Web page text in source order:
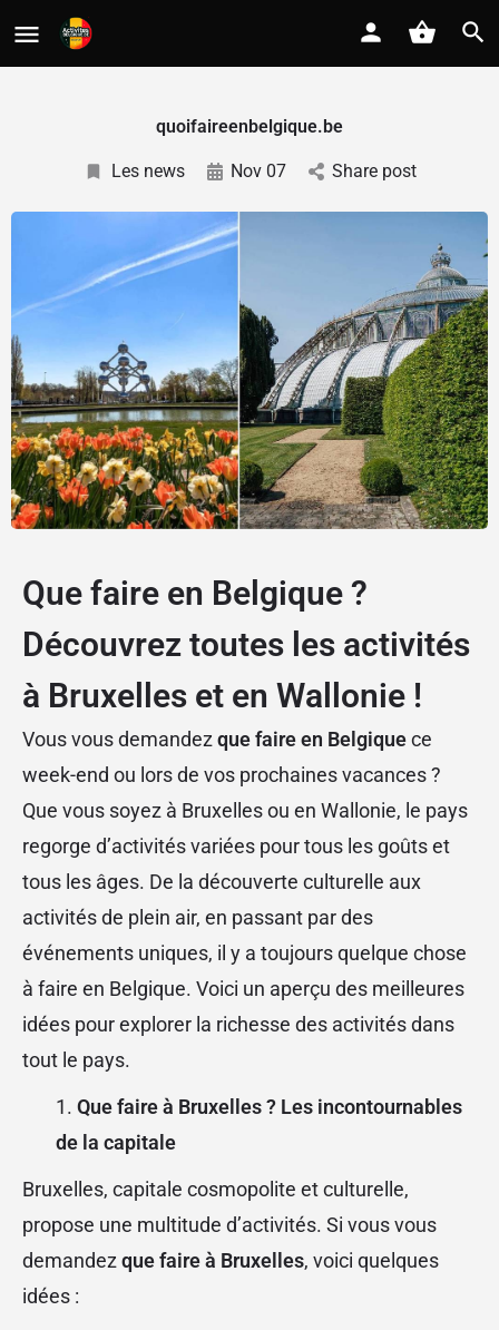
quoifaireenbelgique.be
Les news Nov 07 Share post
Que faire en Belgique ?
Découvrez toutes les activités
à Bruxelles et en Wallonie !
Vous vous demandezque faire en Belgiquece
week-end ou lors de vos prochaines vacances ?
Que vous soyez à Bruxelles ou en Wallonie, le pays
regorge d’activités variées pour tous les goûts et
tous les âges. De la découverte culturelle aux
activités de plein air, en passant par des
événements uniques, il y a toujours quelque chose
à faire en Belgique. Voici un aperçu des meilleures
idées pour explorer la richesse des activités dans
tout le pays.
Que faire à Bruxelles ? Les incontournables
de la capitale
Bruxelles, capitale cosmopolite et culturelle,
propose une multitude d’activités. Si vous vous
demandezque faire à Bruxelles, voici quelques
idées :